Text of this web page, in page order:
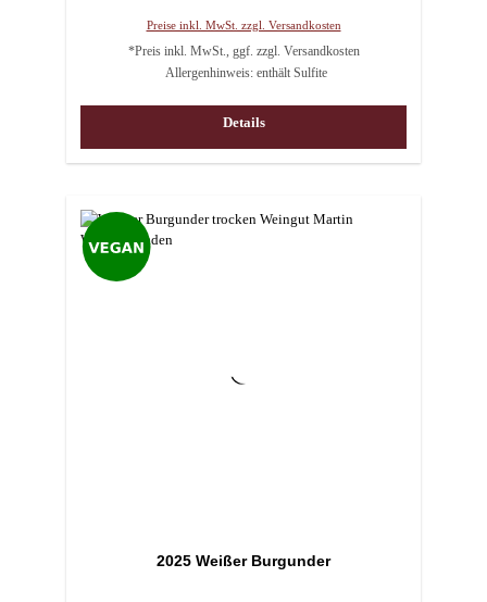
Preise inkl. MwSt. zzgl. Versandkosten
*Preis inkl. MwSt., ggf. zzgl. Versandkosten
Allergenhinweis: enthält Sulfite
Details
2025 Weißer Burgunder